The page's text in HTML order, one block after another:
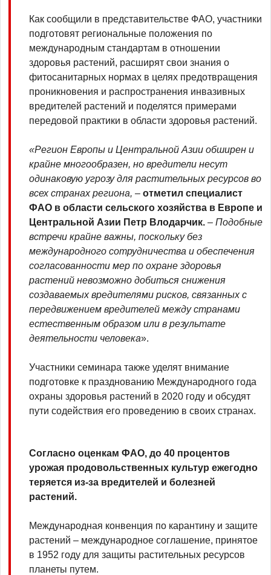
Как сообщили в представительстве ФАО, участники
подготовят региональные положения по
международным стандартам в отношении
здоровья растений, расширят свои знания о
фитосанитарных нормах в целях предотвращения
проникновения и распространения инвазивных
вредителей растений и поделятся примерами
передовой практики в области здоровья растений.
«Регион Европы и Центральной Азии обширен и
крайне многообразен, но вредители несут
одинаковую угрозу для растительных ресурсов во
всех странах региона, ‒ отметил специалист
ФАО в области сельского хозяйства в Европе и
Центральной Азии Петр Влодарчик. ‒ Подобные
встречи крайне важны, поскольку без
международного сотрудничества и обеспечения
согласованности мер по охране здоровья
растений невозможно добиться снижения
создаваемых вредителями рисков, связанных с
передвижением вредителей между странами
естественным образом или в результате
деятельности человека».
Участники семинара также уделят внимание
подготовке к празднованию Международного года
охраны здоровья растений в 2020 году и обсудят
пути содействия его проведению в своих странах.
Согласно оценкам ФАО, до 40 процентов
урожая продовольственных культур ежегодно
теряется из-за вредителей и болезней
растений.
Международная конвенция по карантину и защите
растений ‒ международное соглашение, принятое
в 1952 году для защиты растительных ресурсов
планеты путем.